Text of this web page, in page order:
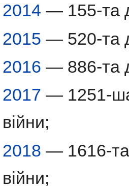
2014 — 155-та
2015 — 520-та
2016 — 886-та
2017 — 1251-ша
війни;
2018 — 1616-та
війни;